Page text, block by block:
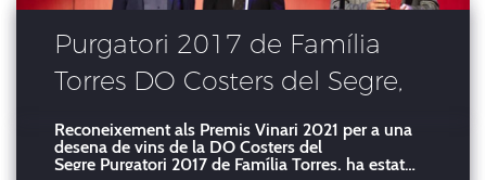
Purgatori 2017 de Família
Torres DO Costers del Segre,
millor vi de Catalunya 2021
Reconeixement als Premis Vinari 2021 per a una
desena de vins de la DO Costers del
Segre Purgatori 2017 de Família Torres, ha estat